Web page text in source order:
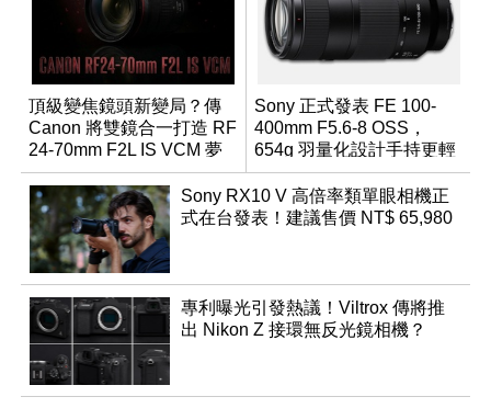
頂級變焦鏡頭新變局？傳
Canon 將雙鏡合一打造 RF
24-70mm F2L IS VCM 夢
幻規格
Sony 正式發表 FE 100-
400mm F5.6-8 OSS，
654g 羽量化設計手持更輕
鬆
Sony RX10 V 高倍率類單眼相機正
式在台發表！建議售價 NT$ 65,980
專利曝光引發熱議！Viltrox 傳將推
出 Nikon Z 接環無反光鏡相機？